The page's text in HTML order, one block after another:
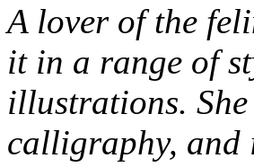
A lover of the
it in a range of
illustrations.
calligraphy, and